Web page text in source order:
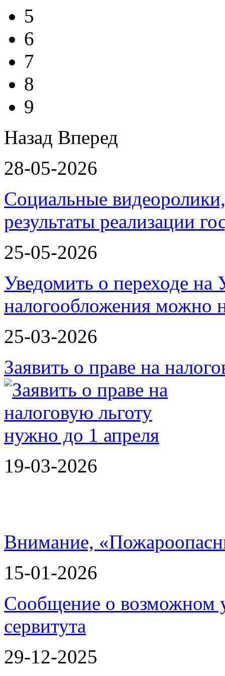
5
6
7
8
9
Назад Вперед
28-05-2026
Социальные
результаты реализации
25-05-2026
Уведомить о переходе
налогообложения можно
25-03-2026
Заявить о праве на
19-03-2026
Внимание,
15-01-2026
Сообщение о возможном
сервитута
29-12-2025